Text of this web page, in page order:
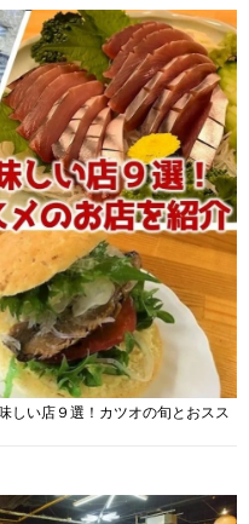
しい店９選！カツオの旬とおスス